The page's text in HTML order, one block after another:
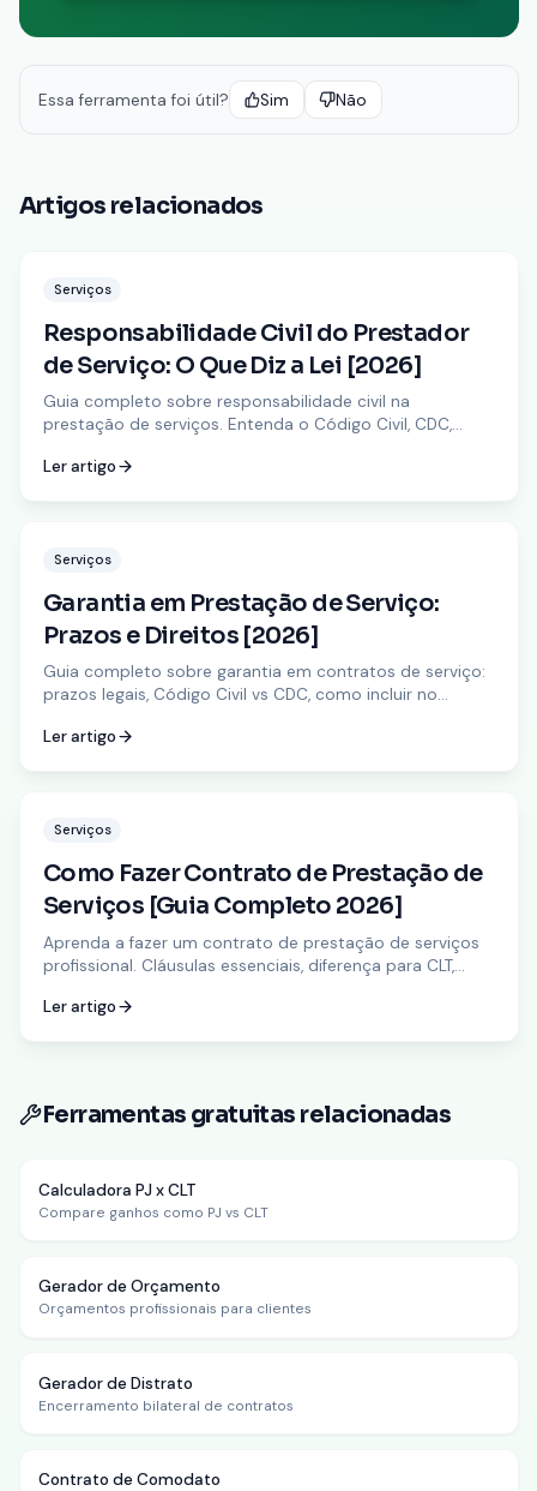
Essa ferramenta foi útil? Sim Não
Artigos relacionados
Serviços
Responsabilidade Civil do Prestador
de Serviço: O Que Diz a Lei [2026]
Guia completo sobre responsabilidade civil na
prestação de serviços. Entenda o Código Civil, CDC,
proteger.
Ler artigo
Serviços
Garantia em Prestação de Serviço:
Prazos e Direitos [2026]
Guia completo sobre garantia em contratos de serviço:
prazos legais, Código Civil vs CDC, como incluir no
Ler artigo
Serviços
Como Fazer Contrato de Prestação de
Serviços [Guia Completo 2026]
Aprenda a fazer um contrato de prestação de serviços
profissional. Cláusulas essenciais, diferença para CLT,
Civil.
Ler artigo
Ferramentas gratuitas relacionadas
Calculadora PJ x CLT
Compare ganhos como PJ vs CLT
Gerador de Orçamento
Orçamentos profissionais para clientes
Gerador de Distrato
Encerramento bilateral de contratos
Contrato de Comodato